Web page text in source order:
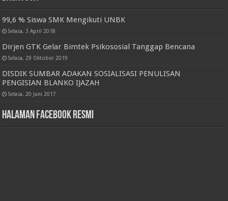
99,6 % Siswa SMK Mengikuti UNBK
Selasa, 3 April 2018
Dirjen GTK Gelar Bimtek Psikososial Tanggap Bencana
Selasa, 29 Oktober 2019
DISDIK SUMBAR ADAKAN SOSIALISASI PENULISAN
PENGISIAN BLANKO IJAZAH
Selasa, 20 Juni 2017
Halaman Facebook Resmi